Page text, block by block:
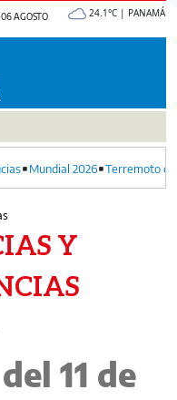
06 AGOSTO
24.1°C | PANAMÁ
Mundial 2026 Terremoto
Y
11 de